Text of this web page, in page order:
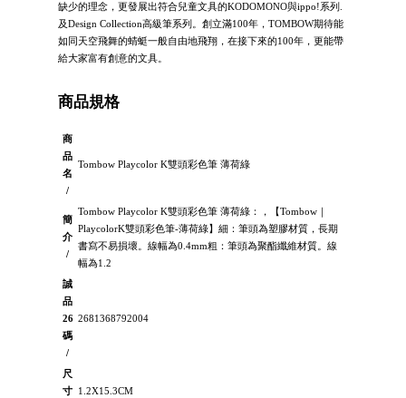
缺少的理念，更發展出符合兒童文具的KODOMONO與ippo!系列.
及Design Collection高級筆系列。創立滿100年，TOMBOW期待能
如同天空飛舞的蜻蜓一般自由地飛翔，在接下來的100年，更能帶
給大家富有創意的文具。
商品規格
商
品
名
/
Tombow Playcolor K雙頭彩色筆 薄荷綠
簡
介
/
Tombow Playcolor K雙頭彩色筆 薄荷綠：，【Tombow｜
PlaycolorK雙頭彩色筆-薄荷綠】細：筆頭為塑膠材質，長期
書寫不易損壞。線幅為0.4mm粗：筆頭為聚酯纖維材質。線
幅為1.2
誠
品
26
碼
/
2681368792004
尺
寸 1.2X15.3CM